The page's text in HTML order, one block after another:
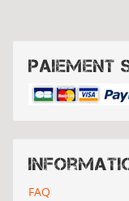
Paiement
FAQ